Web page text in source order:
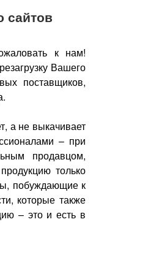
сайтов
к нам!
Вашего
поставщиков,
а не выкачивает
– при
продавцом,
только
побуждающие к
которые также
– это и есть в